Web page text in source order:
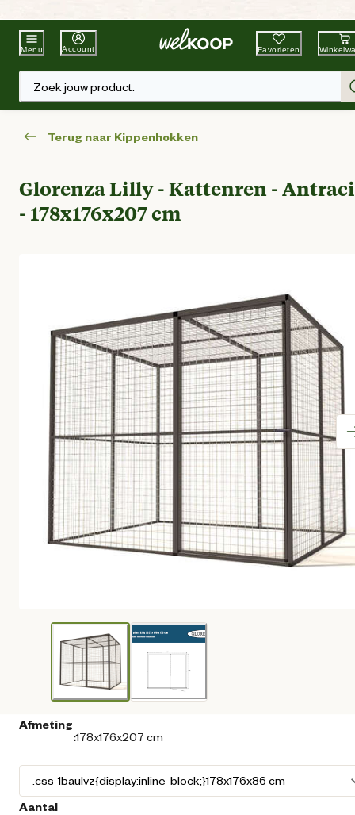
Beste WinkelketenTuin & Dier
Menu Account Favorieten
Zoek jouw product.
Terug naar Kippenhokken
Glorenza Lilly - Kattenren -
- 178x176x207 cm
Afmeting
:178x176x207 cm
Aantal